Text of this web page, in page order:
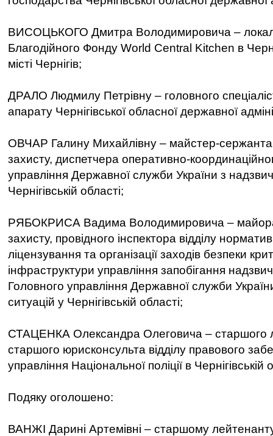
ВИСОЦЬКОГО Дмитра Володимировича –
Благодійного Фонду World Central Kitchen в
місті Чернігів;
ДРАЛО Людмилу Петрівну – головного
апарату Чернігівської обласної державної
ОВЧАР Галину Михайлівну – майстер-сержанта
захисту, диспетчера оперативно-
управління Державної служби України з
Чернігівській області;
РЯБОКРИСА Вадима Володимировича – майора
захисту, провідного інспектора відділу
ліцензування та організації заходів безпеки
інфраструктури управління запобігання
Головного управління Державної служби
ситуацій у Чернігівській області;
СТАЦЕНКА Олександра Олеговича – старшого
старшого юрисконсульта відділу правового
управління Національної поліції в Чернігівській
Подяку оголошено:
ВАНЖІ Дарині Артемівні – старшому